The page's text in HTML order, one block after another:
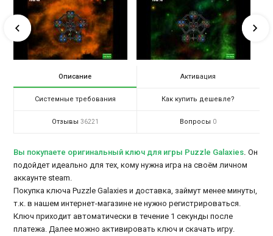
Описание Активация
Системные требования Как купить дешевле?
Отзывы 36221 Вопросы 0
Вы покупаете оригинальный ключ для игры Puzzle Galaxies. Он
подойдет идеально для тех, кому нужна игра на своём личном
аккаунте steam.
Покупка ключа Puzzle Galaxies и доставка, займут менее минуты,
т.к. в нашем интернет-магазине не нужно регистрироваться.
Ключ приходит автоматически в течение 1 секунды после
платежа. Далее можно активировать ключ и скачать игру.